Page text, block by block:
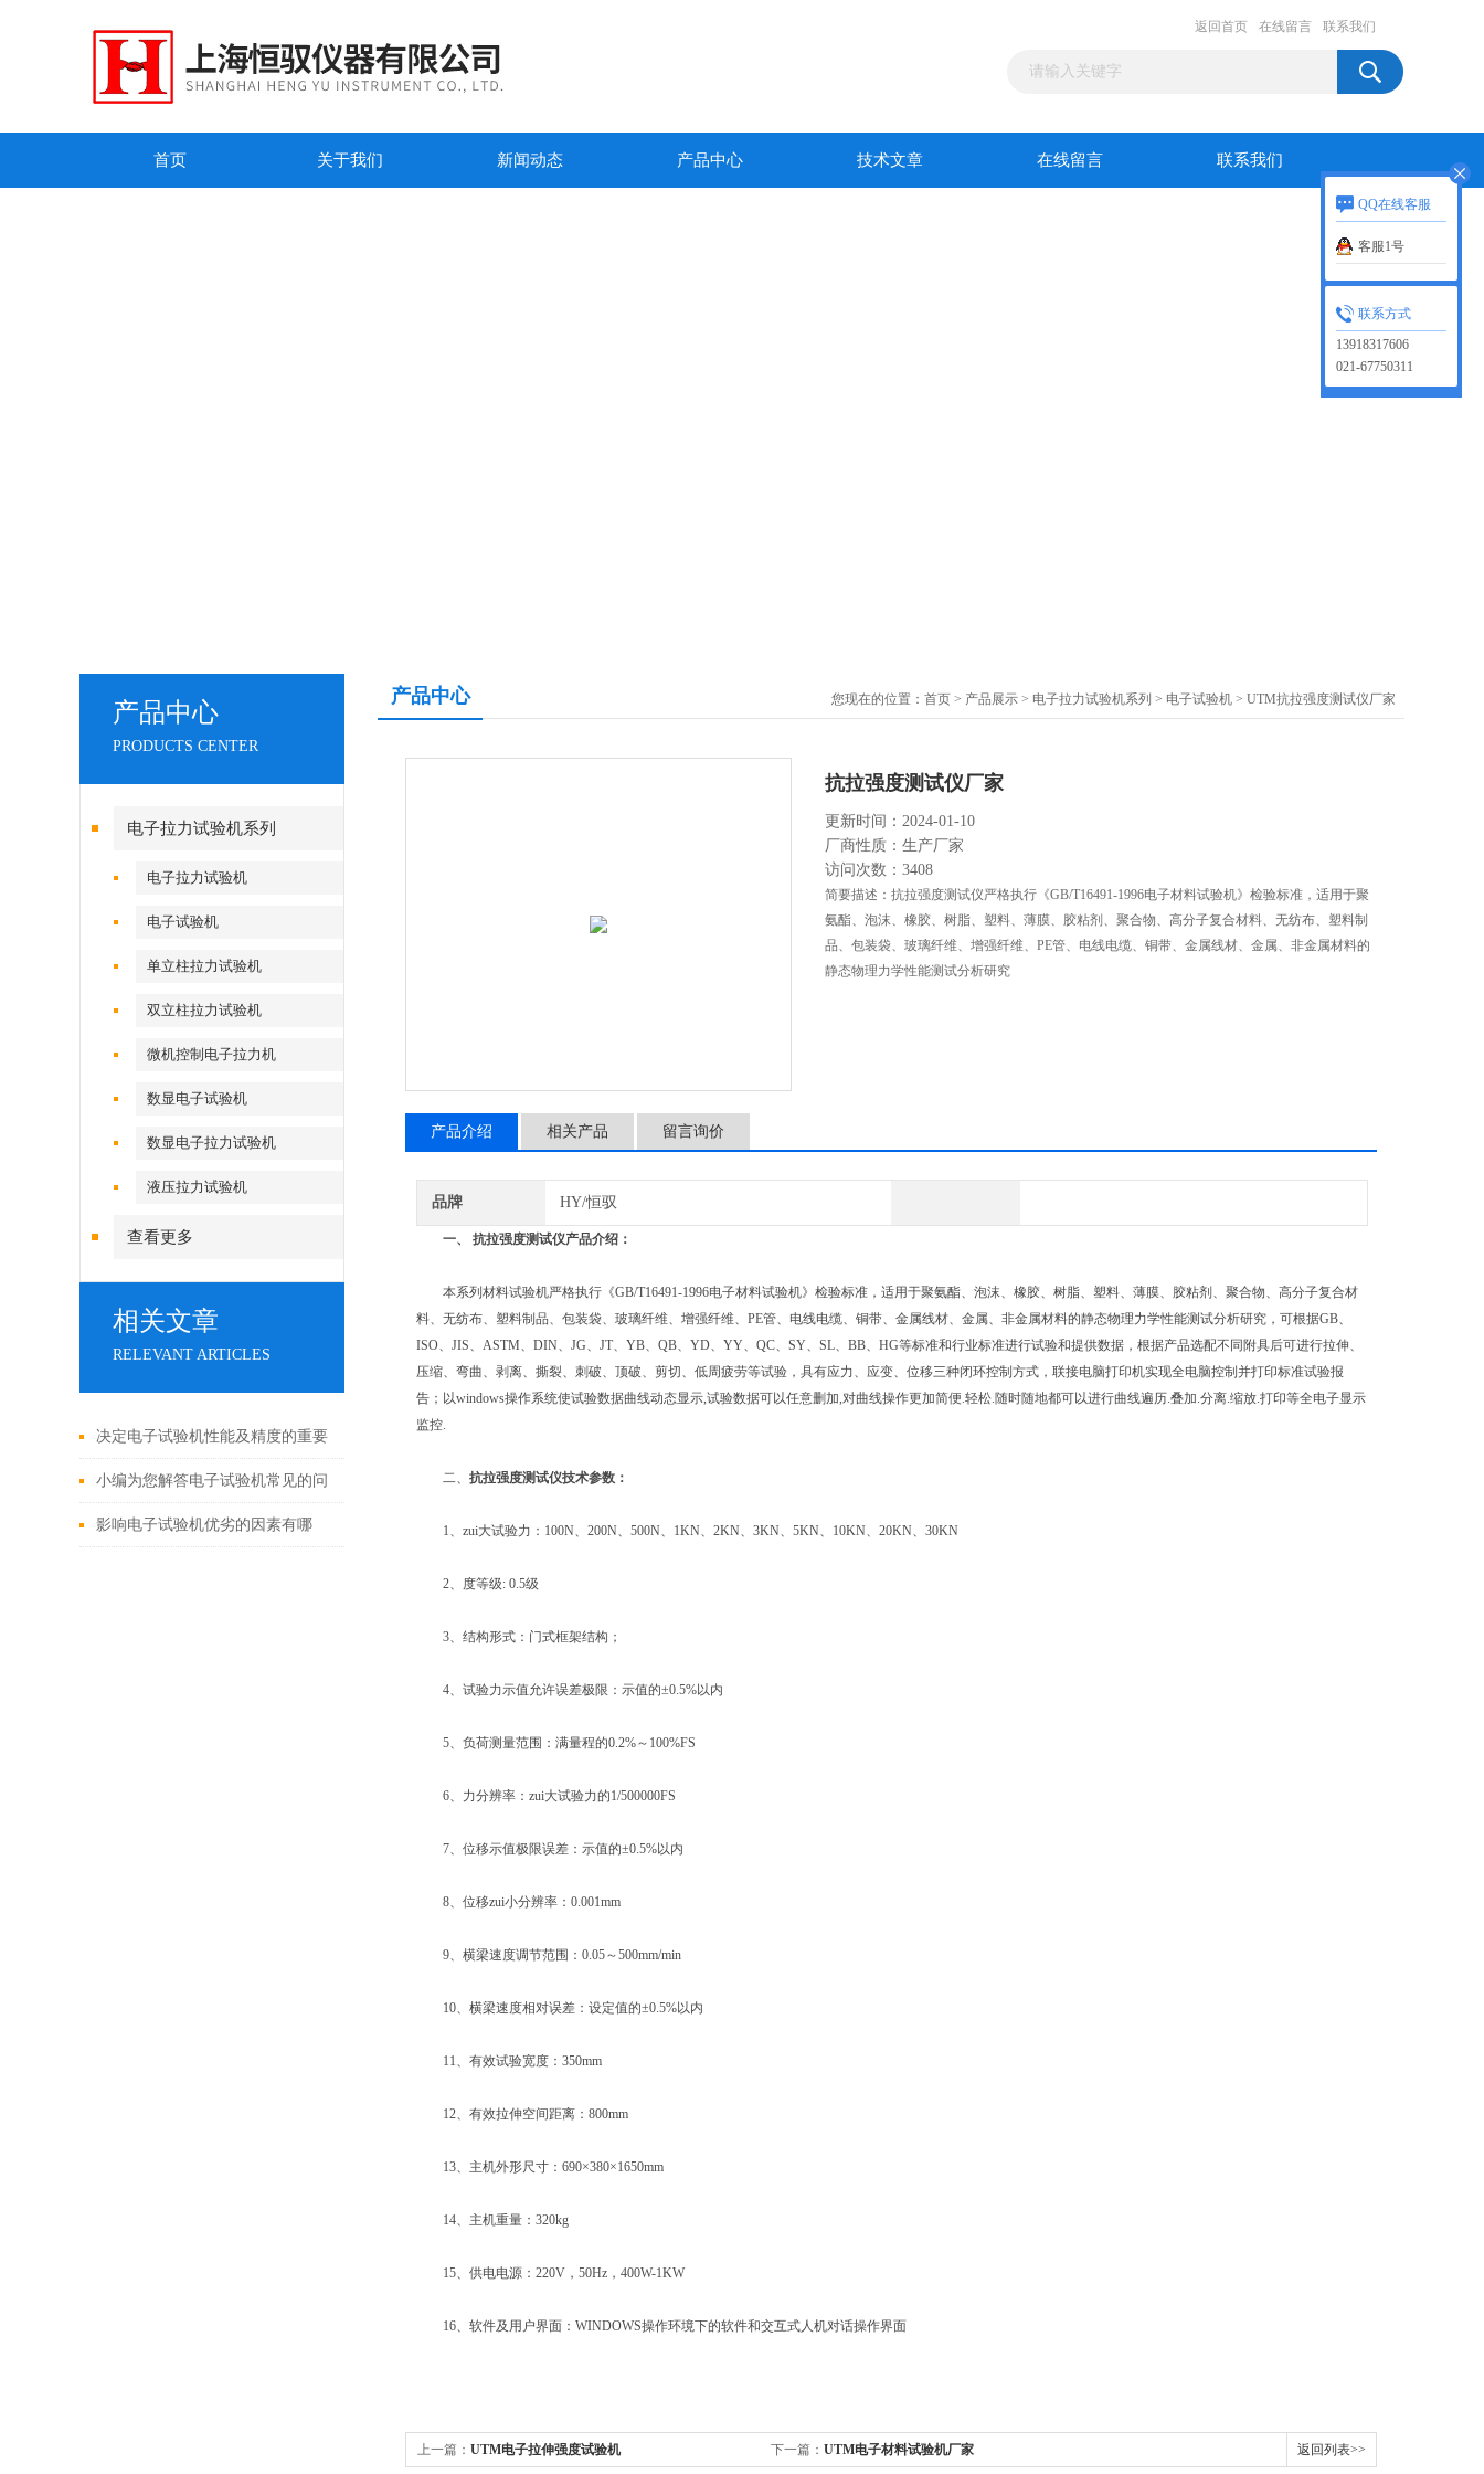
返回首页 在线留言 联系我们
首页 关于我们 新闻动态 产品中心 技术文章 在线留言 联系我们
产品中心
PRODUCTS CENTER
电子拉力试验机系列
电子拉力试验机
电子试验机
单立柱拉力试验机
双立柱拉力试验机
微机控制电子拉力机
数显电子试验机
数显电子拉力试验机
液压拉力试验机
查看更多
相关文章
RELEVANT ARTICLES
决定电子试验机性能及精度的重要
因素有哪些
小编为您解答电子试验机常见的问
题
影响电子试验机优劣的因素有哪
产品中心 您现在的位置： 首页 > 产品展示 > 电子拉力试验机系列 > 电子试验机 > UTM抗拉强度测试仪厂家
抗拉强度测试仪厂家
更新时间：2024-01-10
厂商性质：生产厂家
访问次数：3408
简要描述：抗拉强度测试仪严格执行《GB/T16491-1996电子材料试验机》检验标准，适用于聚
氨酯、泡沫、橡胶、树脂、塑料、薄膜、胶粘剂、聚合物、高分子复合材料、无纺布、塑料制
品、包装袋、玻璃纤维、增强纤维、PE管、电线电缆、铜带、金属线材、金属、非金属材料的
静态物理力学性能测试分析研究
产品介绍 相关产品 留言询价
品牌 HY/恒驭
一、 抗拉强度测试仪产品介绍：
本系列材料试验机严格执行《GB/T16491-1996电子材料试验机》检验标准，适用于聚氨酯、泡沫、橡胶、树脂、塑料、薄膜、胶粘剂、聚合物、高分子复合材
料、无纺布、塑料制品、包装袋、玻璃纤维、增强纤维、PE管、电线电缆、铜带、金属线材、金属、非金属材料的静态物理力学性能测试分析研究，可根据GB、
ISO、JIS、ASTM、DIN、JG、JT、YB、QB、YD、YY、QC、SY、SL、BB、HG等标准和行业标准进行试验和提供数据，根据产品选配不同附具后可进行拉伸、
压缩、弯曲、剥离、撕裂、刺破、顶破、剪切、低周疲劳等试验，具有应力、应变、位移三种闭环控制方式，联接电脑打印机实现全电脑控制并打印标准试验报
告；以windows操作系统使试验数据曲线动态显示,试验数据可以任意删加,对曲线操作更加简便.轻松.随时随地都可以进行曲线遍历.叠加.分离.缩放.打印等全电子显示
监控.
二、 抗拉强度测试仪技术参数：
1、zui大试验力：100N、200N、500N、1KN、2KN、3KN、5KN、10KN、20KN、30KN
2、度等级: 0.5级
3、结构形式：门式框架结构；
4、试验力示值允许误差极限：示值的±0.5%以内
5、负荷测量范围：满量程的0.2%～100%FS
6、力分辨率：zui大试验力的1/500000FS
7、位移示值极限误差：示值的±0.5%以内
8、位移zui小分辨率：0.001mm
9、横梁速度调节范围：0.05～500mm/min
10、横梁速度相对误差：设定值的±0.5%以内
11、有效试验宽度：350mm
12、有效拉伸空间距离：800mm
13、主机外形尺寸：690×380×1650mm
14、主机重量：320kg
15、供电电源：220V，50Hz，400W-1KW
16、软件及用户界面：WINDOWS操作环境下的软件和交互式人机对话操作界面
上一篇： UTM电子拉伸强度试验机 下一篇： UTM电子材料试验机厂家 返回列表>>
QQ在线客服
客服1号
联系方式
13918317606
021-67750311